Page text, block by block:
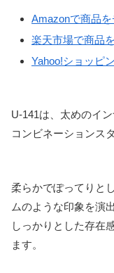
Amazonで商品
楽天市場で商品
Yahoo!ショッピ
U-141は、太めのイ
コンビネーションス
柔らかでぽってりと
ムのような印象を演
しっかりとした存在
ます。